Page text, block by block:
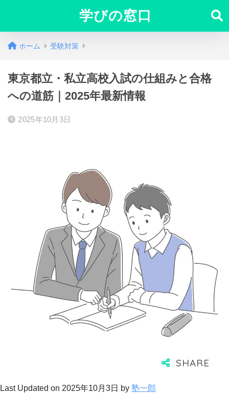
学びの窓口
ホーム 受験対策
東京都立・私立高校入試の仕組みと合格
への道筋｜2025年最新情報
2025年10月3日
Last Updated on 2025年10月3日 by 塾一郎